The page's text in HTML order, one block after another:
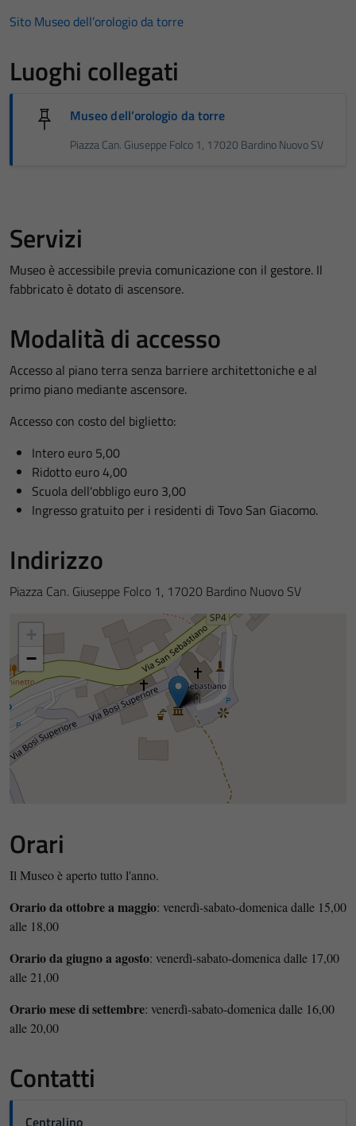
Sito Museo dell’orologio da torre
Luoghi collegati
Museo dell’orologio da torre
Piazza Can. Giuseppe Folco 1, 17020 Bardino Nuovo SV
Servizi
Museo è accessibile previa comunicazione con il gestore. Il
fabbricato è dotato di ascensore.
Modalità di accesso
Accesso al piano terra senza barriere architettoniche e al
primo piano mediante ascensore.
Accesso con costo del biglietto:
Intero euro 5,00
Ridotto euro 4,00
Scuola dell'obbligo euro 3,00
Ingresso gratuito per i residenti di Tovo San Giacomo.
Indirizzo
Piazza Can. Giuseppe Folco 1, 17020 Bardino Nuovo SV
−
Orari
Il Museo è aperto tutto l'anno.
Orario da ottobre a maggio: venerdì-sabato-domenica dalle 15,00
alle 18,00
Orario da giugno a agosto: venerdì-sabato-domenica dalle 17,00
alle 21,00
Orario mese di settembre: venerdì-sabato-domenica dalle 16,00
alle 20,00
Contatti
Centralino